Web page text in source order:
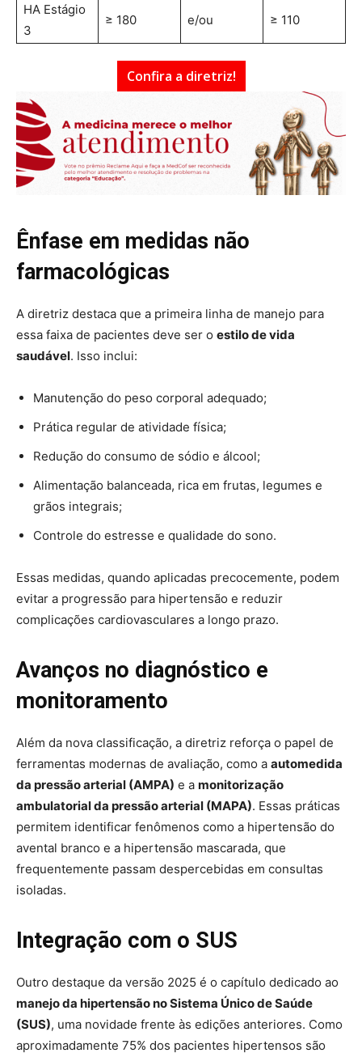
HA Estágio
3
≥ 180 e/ou ≥ 110
Confira a diretriz!
Ênfase em medidas não
farmacológicas
A diretriz destaca que a primeira linha de manejo para
essa faixa de pacientes deve ser o estilo de vida
saudável. Isso inclui:
Manutenção do peso corporal adequado;
Prática regular de atividade física;
Redução do consumo de sódio e álcool;
Alimentação balanceada, rica em frutas, legumes e
grãos integrais;
Controle do estresse e qualidade do sono.
Essas medidas, quando aplicadas precocemente, podem
evitar a progressão para hipertensão e reduzir
complicações cardiovasculares a longo prazo.
Avanços no diagnóstico e
monitoramento
Além da nova classificação, a diretriz reforça o papel de
ferramentas modernas de avaliação, como a automedida
da pressão arterial (AMPA) e a monitorização
ambulatorial da pressão arterial (MAPA). Essas práticas
permitem identificar fenômenos como a hipertensão do
avental branco e a hipertensão mascarada, que
frequentemente passam despercebidas em consultas
isoladas.
Integração com o SUS
Outro destaque da versão 2025 é o capítulo dedicado ao
manejo da hipertensão no Sistema Único de Saúde
(SUS), uma novidade frente às edições anteriores. Como
aproximadamente 75% dos pacientes hipertensos são